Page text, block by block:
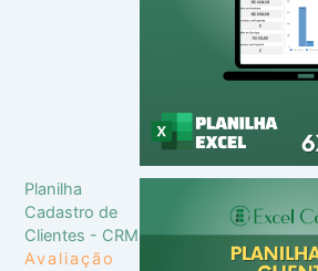
Planilha
Cadastro de
Clientes - CRM
Avaliação